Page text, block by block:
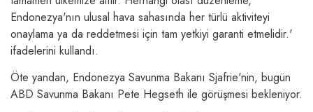
Endonezya'nın ulusal hava sahasında her türlü aktiviteyi
onaylama ya da reddetmesi için tam yetkiyi garanti etmelidir.'
ifadelerini kullandı.
Öte yandan, Endonezya Savunma Bakanı Sjafrie'nin, bugün
ABD Savunma Bakanı Pete Hegseth ile görüşmesi bekleniyor.